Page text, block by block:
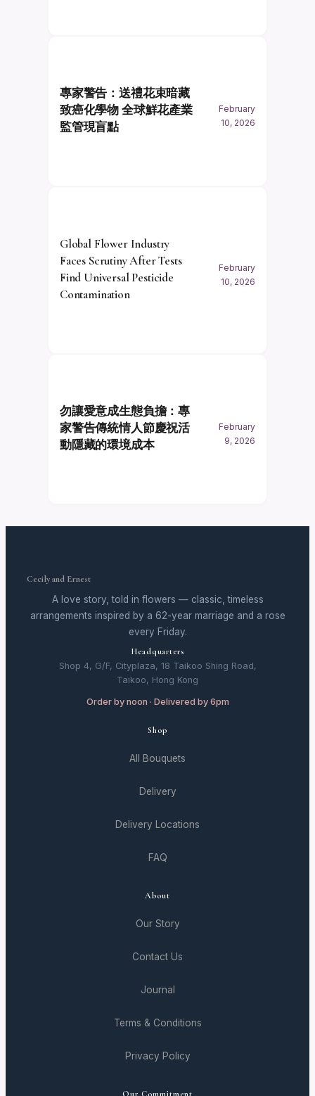
專家警告：送禮花束暗藏
致癌化學物 全球鮮花產業
監管現盲點
February
10, 2026
Global Flower Industry
Faces Scrutiny After Tests
Find Universal Pesticide
Contamination
February
10, 2026
勿讓愛意成生態負擔：專
家警告傳統情人節慶祝活
動隱藏的環境成本
February
9, 2026
Cecily and Ernest
A love story, told in flowers — classic, timeless
arrangements inspired by a 62-year marriage and a rose
every Friday.
Headquarters
Shop 4, G/F, Cityplaza, 18 Taikoo Shing Road,
Taikoo, Hong Kong
Order by noon · Delivered by 6pm
Shop
All Bouquets
Delivery
Delivery Locations
FAQ
About
Our Story
Contact Us
Journal
Terms & Conditions
Privacy Policy